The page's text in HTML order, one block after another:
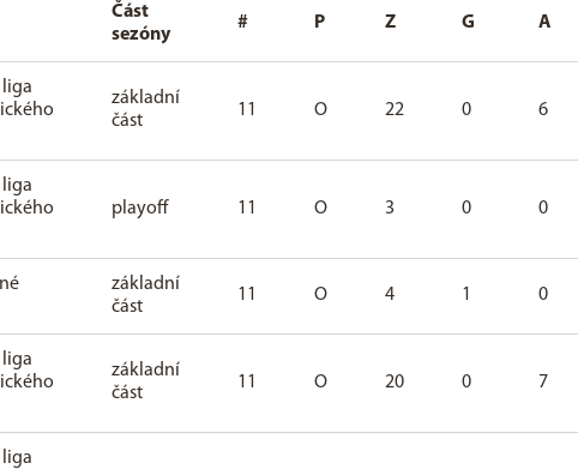
Část
sezóny
# P Z G A
liga
základní
část
11 O 22 0 6
liga
playoff 11 O 3 0 0
základní
část
11 O 4 1 0
liga
základní
část
11 O 20 0 7
liga